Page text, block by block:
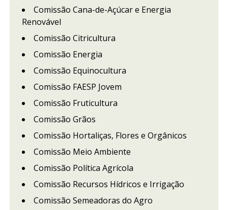
Comissão Cana-de-Açúcar e Energia
Renovável
Comissão Citricultura
Comissão Energia
Comissão Equinocultura
Comissão FAESP Jovem
Comissão Fruticultura
Comissão Grãos
Comissão Hortaliças, Flores e Orgânicos
Comissão Meio Ambiente
Comissão Política Agrícola
Comissão Recursos Hídricos e Irrigação
Comissão Semeadoras do Agro